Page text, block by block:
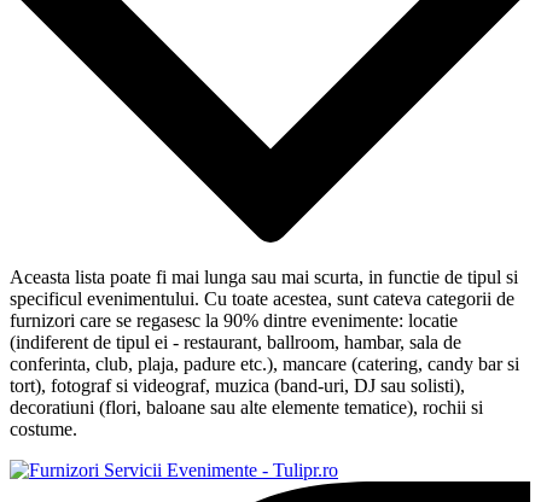
Aceasta lista poate fi mai lunga sau mai scurta, in functie de tipul si
specificul evenimentului. Cu toate acestea, sunt cateva categorii de
furnizori care se regasesc la 90% dintre evenimente: locatie
(indiferent de tipul ei - restaurant, ballroom, hambar, sala de
conferinta, club, plaja, padure etc.), mancare (catering, candy bar si
tort), fotograf si videograf, muzica (band-uri, DJ sau solisti),
decoratiuni (flori, baloane sau alte elemente tematice), rochii si
costume.